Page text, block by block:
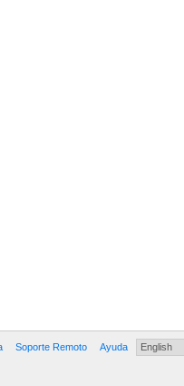
Soporte Remoto Ayuda